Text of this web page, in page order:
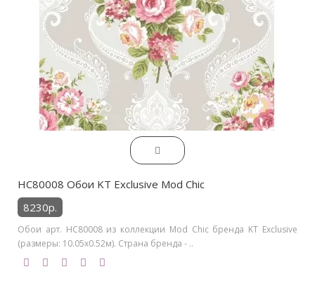
HC80008 Обои KT Exclusive Mod Chic
8230р.
Обои арт. HC80008 из коллекции Mod Chic бренда KT Exclusive
(размеры: 10.05х0.52м). Страна бренда - ..